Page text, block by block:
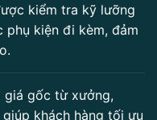
kiểm tra kỹ lưỡng
phụ kiện đi kèm, đảm
giá gốc từ xưởng,
khách hàng tối ưu